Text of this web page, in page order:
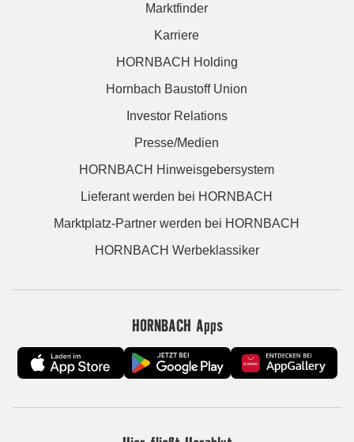
Marktfinder
Karriere
HORNBACH Holding
Hornbach Baustoff Union
Investor Relations
Presse/Medien
HORNBACH Hinweisgebersystem
Lieferant werden bei HORNBACH
Marktplatz-Partner werden bei HORNBACH
HORNBACH Werbeklassiker
HORNBACH Apps